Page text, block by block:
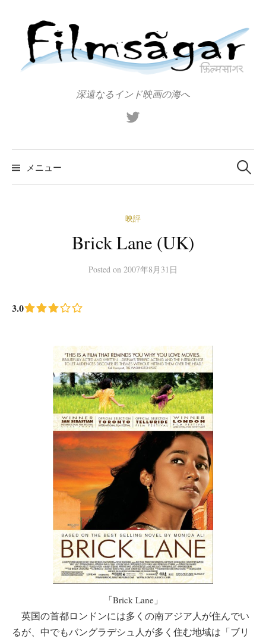
プ
深遠なるインド映画の海へ
メニュー
検
索:
映評
Brick Lane (UK)
Posted on 2007年8月31日
3.0
「Brick Lane」
英国の首都ロンドンには多くの南アジア人が住んでい
るが、中でもバングラデシュ人が多く住む地域は「ブリ